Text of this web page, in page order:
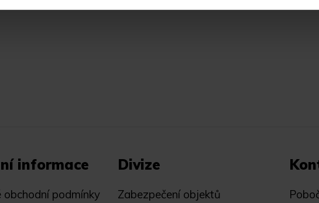
informace
obchodní podmínky
Divize
Zabezpečení objektů